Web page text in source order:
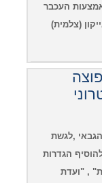
העכבר
(צלמית)
,לגשת
הגדרות
, "ועדת